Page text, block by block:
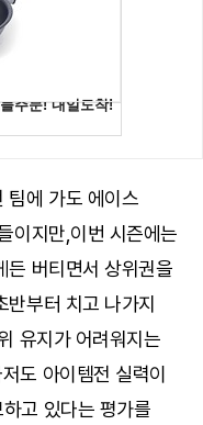
팀에 가도 에이스
이지만,이번 시즌에는
든 버티면서 상위권을
반부터 치고 나가지
유지가 어려워지는
도 아이템전 실력이
고 있다는 평가를